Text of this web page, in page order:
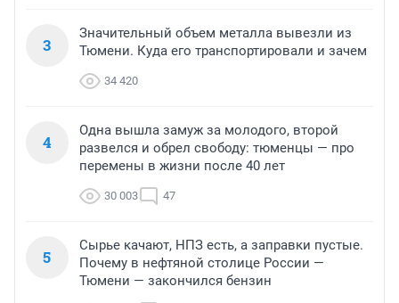
3
Значительный объем металла вывезли из
Тюмени. Куда его транспортировали и зачем
34 420
4
Одна вышла замуж за молодого, второй
развелся и обрел свободу: тюменцы — про
перемены в жизни после 40 лет
30 003 47
5
Сырье качают, НПЗ есть, а заправки пустые.
Почему в нефтяной столице России —
Тюмени — закончился бензин